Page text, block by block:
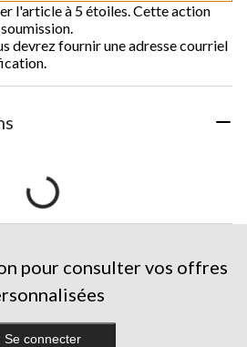
l'article à 5 étoiles. Cette action
devrez fournir une adresse courriel
pour consulter vos offres
Se connecter